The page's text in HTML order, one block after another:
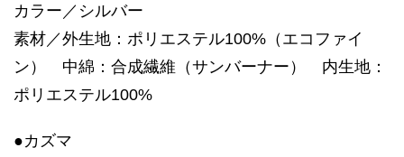
カラー／シルバー
素材／外生地：ポリエステル100%（エコファイ
ン） 中綿：合成繊維（サンバーナー） 内生地：
ポリエステル100%
●カズマ